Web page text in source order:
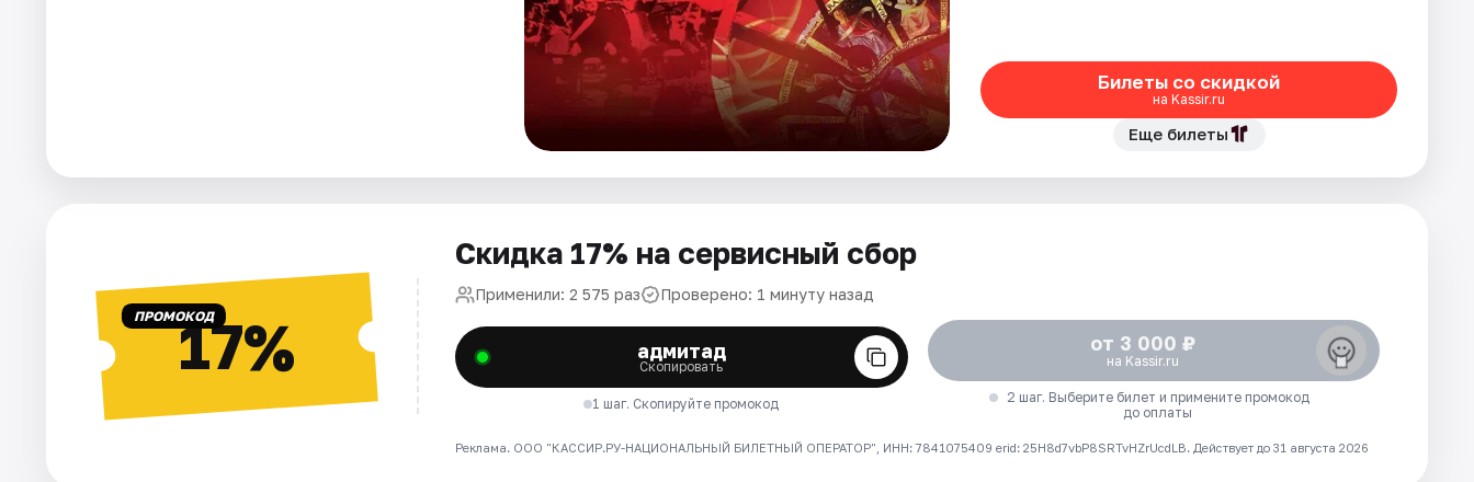
Билеты со скидкой
на Kassir.ru
Еще билеты
ПРОМОКОД17%
Скидка 17% на сервисный сбор
Применили: 2 575 раз Проверено: 1 минуту назад
адмитад
Скопировать
1 шаг. Скопируйте промокод
от 3 000 ₽
на Kassir.ru
2 шаг. Выберите билет и примените промокод
до оплаты
Реклама. ООО "КАССИР.РУ-НАЦИОНАЛЬНЫЙ БИЛЕТНЫЙ ОПЕРАТОР", ИНН: 7841075409 erid: 25H8d7vbP8SRTvHZrUcdLB. Действует до 31 августа 2026